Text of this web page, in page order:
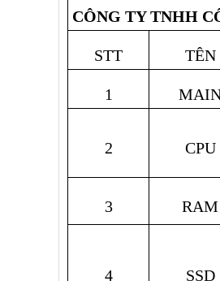
CÔNG TY TNHH
STT TÊN
1
2 CPU
3 RAM
4 SSD